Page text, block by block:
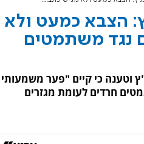
הצבא כמעט ולא
נגד משתמטים
וטענה כי קיים "פער משמעותי
חרדים לעומת מגזרים